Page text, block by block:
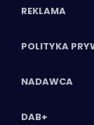
REKLAMA
POLITYKA
NADAWCA
DAB+